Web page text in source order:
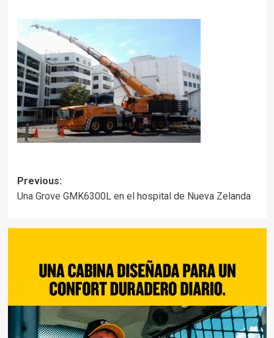
Post
Previous:
Una Grove GMK6300L en el hospital de Nueva Zelanda